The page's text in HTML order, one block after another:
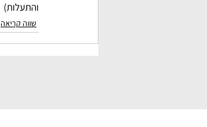
והתעלות)
שווה קריאה